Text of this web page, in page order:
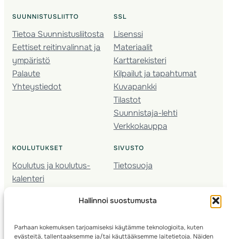
Hallinnoi suostumusta
Parhaan kokemuksen tarjoamiseksi käytämme teknologioita, kuten
evästeitä, tallentaaksemme ja/tai käyttääksemme laitetietoja. Näiden
SUUNNISTUSLIITTO
Tietoa Suunnistusliitosta
Eettiset reitinvalinnat ja
ympäristö
Palaute
Yhteystiedot
SSL
Lisenssi
Materiaalit
Karttarekisteri
Kilpailut ja tapahtumat
Kuvapankki
Tilastot
Suunnistaja-lehti
Verkkokauppa
KOULUTUKSET
Koulutus ja koulutus­
kalenteri
Seura­kehittäminen
Kartoitus
SIVUSTO
Tietosuoja